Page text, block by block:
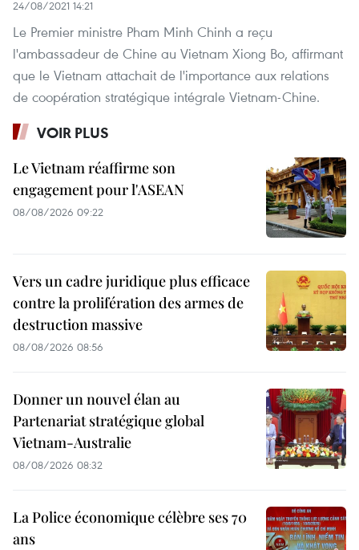
24/08/2021 14:21
Le Premier ministre Pham Minh Chinh a reçu
l'ambassadeur de Chine au Vietnam Xiong Bo, affirmant
que le Vietnam attachait de l'importance aux relations
de coopération stratégique intégrale Vietnam-Chine.
VOIR PLUS
Le Vietnam réaffirme son
engagement pour l'ASEAN
08/08/2026 09:22
Vers un cadre juridique plus efficace
contre la prolifération des armes de
destruction massive
08/08/2026 08:56
Donner un nouvel élan au
Partenariat stratégique global
Vietnam-Australie
08/08/2026 08:32
La Police économique célèbre ses 70
ans